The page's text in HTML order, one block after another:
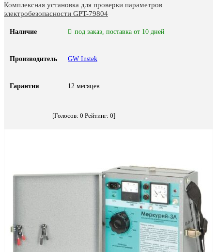
Комплексная установка для проверки параметров
электробезопасности GPT-79804
Наличие под заказ, поставка от 10 дней
Производитель GW Instek
Гарантия 12 месяцев
[Голосов: 0 Рейтинг: 0]